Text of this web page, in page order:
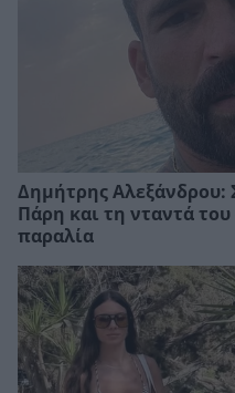
Δημήτρης Αλεξάνδρου:
Πάρη και τη νταντά
παραλία